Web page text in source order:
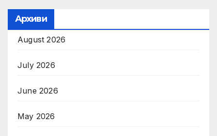
Архиви
August 2026
July 2026
June 2026
May 2026